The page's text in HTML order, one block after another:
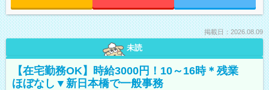
掲載日：2026.08.09
未読
【在宅勤務OK】時給3000円！10～16時＊残業
ほぼなし▼新日本橋で一般事務